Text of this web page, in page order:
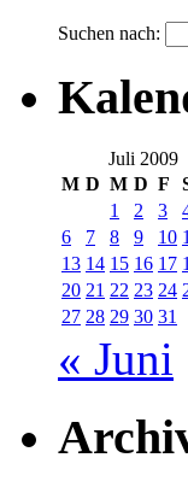
Suchen nach:
Juli 2009
M D M D F
1
2 3
6
7 8 9 10
13 14 15 16 17
20 21 22 23 24
27 28 29 30 31
« Juni